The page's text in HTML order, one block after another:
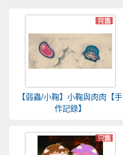
【弱蟲/小鞠】小鞠與肉肉【手
作記錄】